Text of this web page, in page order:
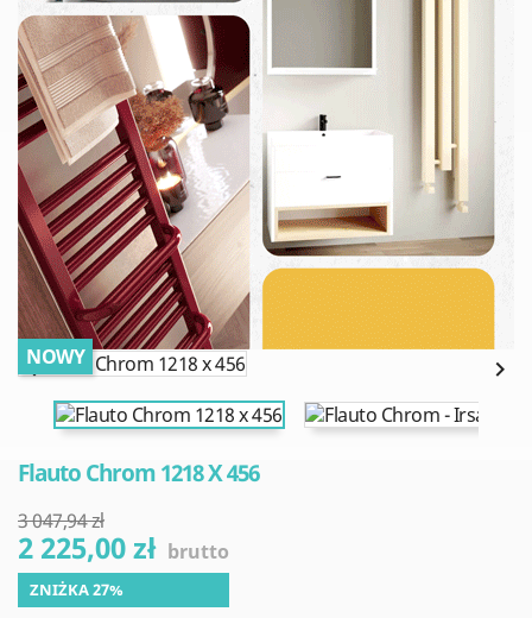
NOWY
 
Flauto Chrom 1218 X 456
3 047,94 zł
2 225,00 zł brutto
ZNIŻKA 27%